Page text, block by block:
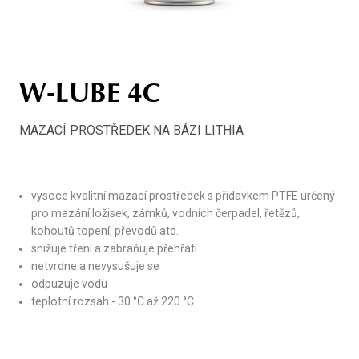
W-LUBE 4C
MAZACÍ PROSTŘEDEK NA BÁZI LITHIA
vysoce kvalitní mazací prostředek s přídavkem PTFE určený
pro mazání ložisek, zámků, vodních čerpadel, řetězů,
kohoutů topení, převodů atd.
snižuje tření a zabraňuje přehřátí
netvrdne a nevysušuje se
odpuzuje vodu
teplotní rozsah - 30 °C až 220 °C